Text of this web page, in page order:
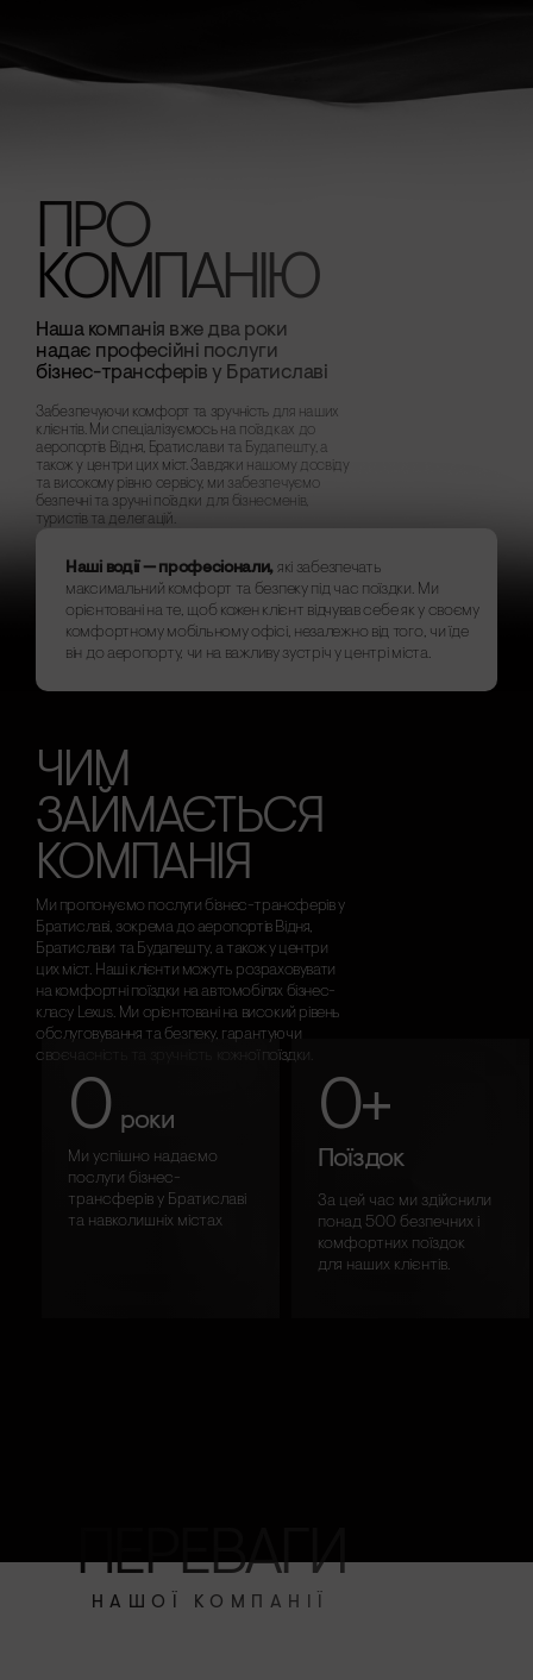
ПРО
КОМПАНІЮ
Наша компанія вже два роки
надає професійні послуги
бізнес-трансферів у Братиславі
Забезпечуючи комфорт та зручність для наших
клієнтів. Ми спеціалізуємось на поїздках до
аеропортів Відня, Братислави та Будапешту, а
також у центри цих міст. Завдяки нашому досвіду
та високому рівню сервісу, ми забезпечуємо
безпечні та зручні поїздки для бізнесменів,
туристів та делегацій.
Наші водії — професіонали, які забезпечать
максимальний комфорт та безпеку під час поїздки. Ми
орієнтовані на те, щоб кожен клієнт відчував себе як у своєму
комфортному мобільному офісі, незалежно від того, чи їде
він до аеропорту, чи на важливу зустріч у центрі міста.
ЧИМ
ЗАЙМАЄТЬСЯ
КОМПАНІЯ
Ми пропонуємо послуги бізнес-трансферів у
Братиславі, зокрема до аеропортів Відня,
Братислави та Будапешту, а також у центри
цих міст. Наші клієнти можуть розраховувати
на комфортні поїздки на автомобілях бізнес-
класу Lexus. Ми орієнтовані на високий рівень
обслуговування та безпеку, гарантуючи
своєчасність та зручність кожної поїздки.
0 роки
Ми успішно надаємо
послуги бізнес-
трансферів у Братиславі
та навколишніх містах
0+
Поїздок
За цей час ми здійснили
понад 500 безпечних і
комфортних поїздок
для наших клієнтів.
ПЕРЕВАГИ
НАШОЇ КОМПАНІЇ